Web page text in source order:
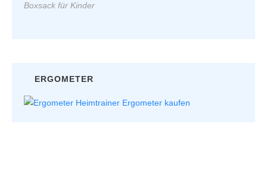
Boxsack für Kinder
ERGOMETER